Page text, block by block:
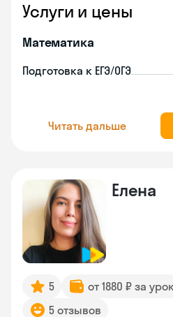
Услуги и цены
Математика
Подготовка к ЕГЭ/ОГЭ
Читать дальше
Елена
5 от 1880 ₽ за
5 отзывов